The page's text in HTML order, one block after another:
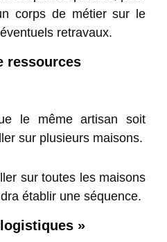
corps de métier sur le
retravaux.
ressources
le même artisan soit
sur plusieurs maisons.
sur toutes les maisons
établir une séquence.
»